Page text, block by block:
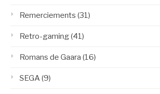
Remerciements (31)
Retro-gaming(41)
Romans de Gaara (16)
SEGA(9)